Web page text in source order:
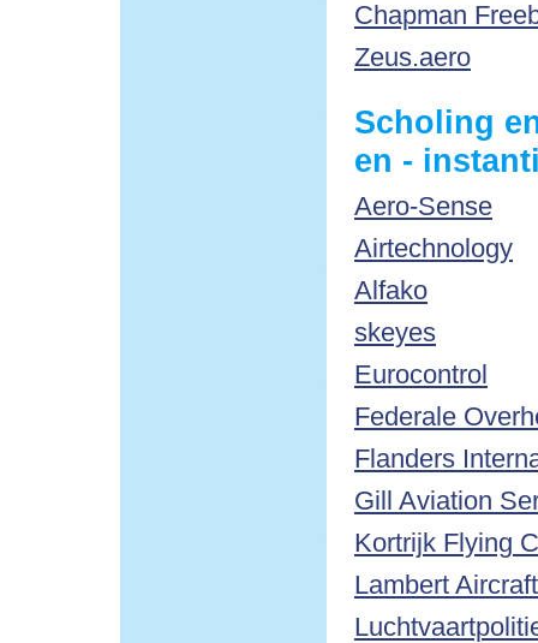
Chapman
Zeus.aero
Scholing
en -
Aero-Sense
Airtechnology
Alfako
skeyes
Eurocontrol
Federale
Flanders
Gill Aviation
Kortrijk Flying
Lambert